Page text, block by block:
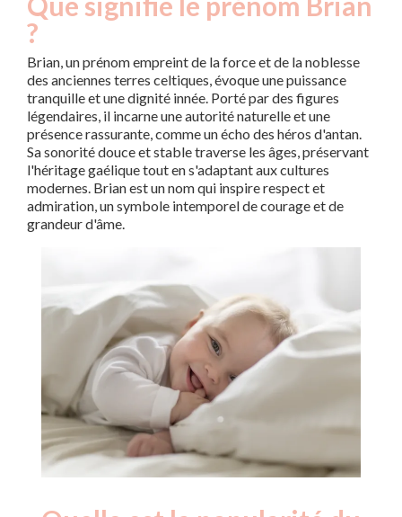
?
Brian, un prénom empreint de la force et de la noblesse
des anciennes terres celtiques, évoque une puissance
tranquille et une dignité innée. Porté par des figures
légendaires, il incarne une autorité naturelle et une
présence rassurante, comme un écho des héros d'antan.
Sa sonorité douce et stable traverse les âges, préservant
l'héritage gaélique tout en s'adaptant aux cultures
modernes. Brian est un nom qui inspire respect et
admiration, un symbole intemporel de courage et de
grandeur d'âme.